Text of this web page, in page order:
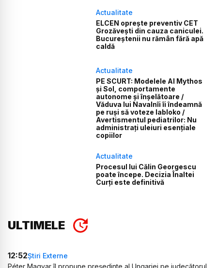
Actualitate
ELCEN oprește preventiv CET
Grozăvești din cauza caniculei.
Bucureștenii nu rămân fără apă
caldă
Actualitate
PE SCURT: Modelele AI Mythos
și Sol, comportamente
autonome și înșelătoare /
Văduva lui Navalnîi îi îndeamnă
pe ruși să voteze Iabloko /
Avertismentul pediatrilor: Nu
administrați uleiuri esențiale
copiilor
Actualitate
Procesul lui Călin Georgescu
poate începe. Decizia Înaltei
Curți este definitivă
ULTIMELE
12:52Știri Externe